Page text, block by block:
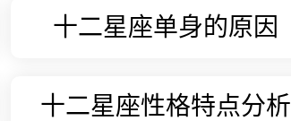
十二星座单身的原因
十二星座性格特点分析